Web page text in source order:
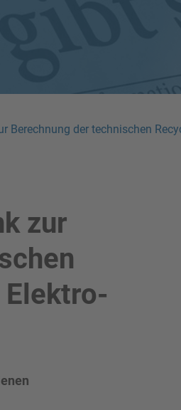
Berechnung der technischen
zur